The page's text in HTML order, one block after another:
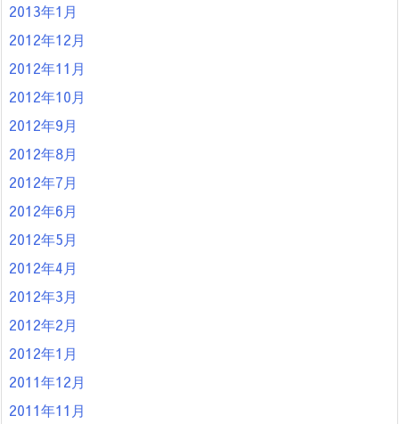
2013年1月
2012年12月
2012年11月
2012年10月
2012年9月
2012年8月
2012年7月
2012年6月
2012年5月
2012年4月
2012年3月
2012年2月
2012年1月
2011年12月
2011年11月